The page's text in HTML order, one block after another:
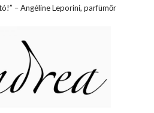
– Angéline Leporini, parfümőr